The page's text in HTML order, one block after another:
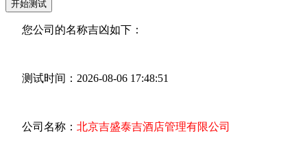
您公司的名称吉凶如下：
测试时间：2026-08-06 17:48:51
公司名称： 北京吉盛泰吉酒店管理有限公司